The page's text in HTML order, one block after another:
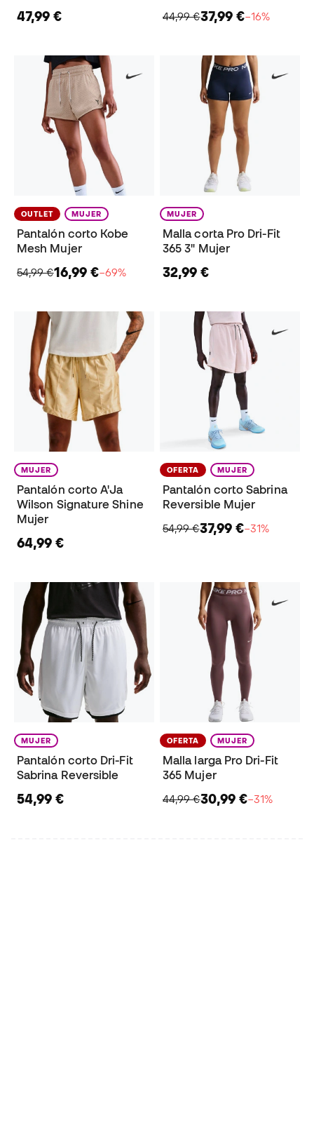
47,99 €
44,99 €37,99 €−16%
OUTLET MUJER
Pantalón corto Kobe
Mesh Mujer
54,99 €16,99 €−69%
MUJER
Malla corta Pro Dri-Fit
365 3" Mujer
32,99 €
MUJER
Pantalón corto A'Ja
Wilson Signature Shine
Mujer
64,99 €
OFERTA MUJER
Pantalón corto Sabrina
Reversible Mujer
54,99 €37,99 €−31%
MUJER
Pantalón corto Dri-Fit
Sabrina Reversible
54,99 €
OFERTA MUJER
Malla larga Pro Dri-Fit
365 Mujer
44,99 €30,99 €−31%